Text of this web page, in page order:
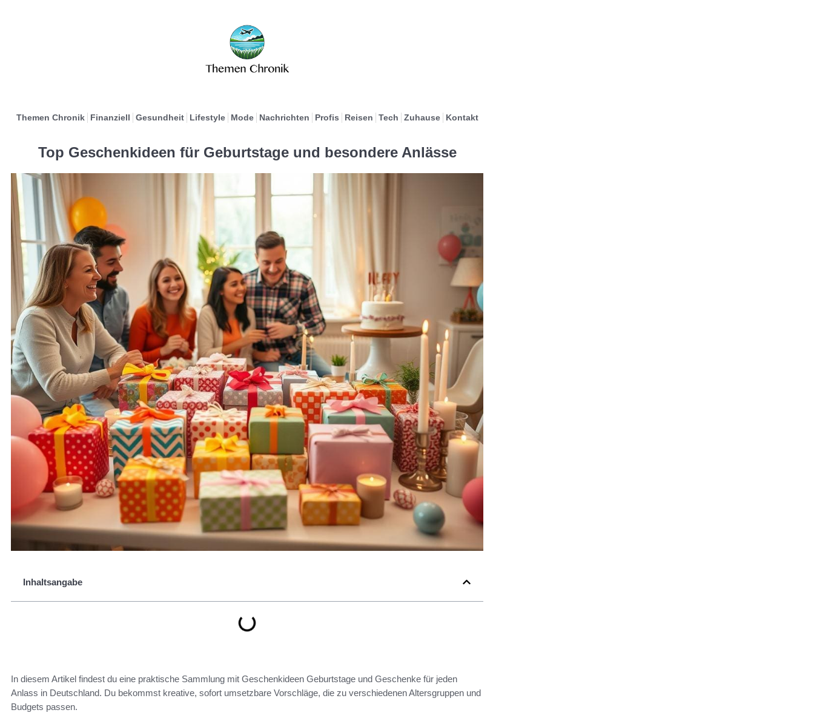
Themen Chronik Finanziell Gesundheit Lifestyle Mode Nachrichten Profis Reisen Tech Zuhause Kontakt
Top Geschenkideen für Geburtstage und besondere Anlässe
Inhaltsangabe
In diesem Artikel findest du eine praktische Sammlung mit Geschenkideen Geburtstage und Geschenke für jeden
Anlass in Deutschland. Du bekommst kreative, sofort umsetzbare Vorschläge, die zu verschiedenen Altersgruppen und
Budgets passen.